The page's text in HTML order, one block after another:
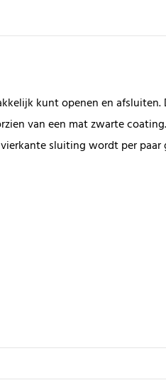
kunt openen en afsluiten.
van een mat zwarte
sluiting wordt per paar